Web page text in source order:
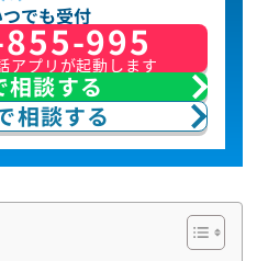
でも受付
995
アプリが起動します
談する
相談する